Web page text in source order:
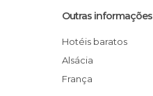
Outras informações
Hotéis baratos
Alsácia
França